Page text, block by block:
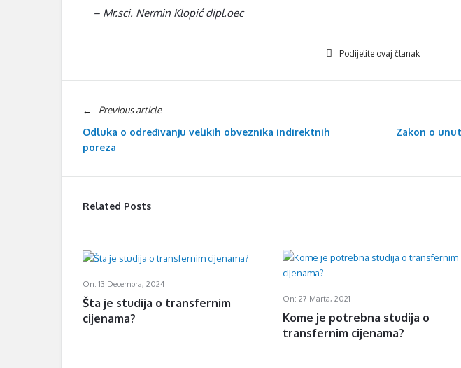
– Mr.sci. Nermin Klopić dipl.oec
Podijelite ovaj članak
Previous article
Odluka o određivanju velikih obveznika indirektnih
poreza
Zakon o
Related Posts
On: 13 Decembra, 2024
Šta je studija o transfernim
cijenama?
On: 27 Marta, 2021
Kome je potrebna studija o
transfernim cijenama?